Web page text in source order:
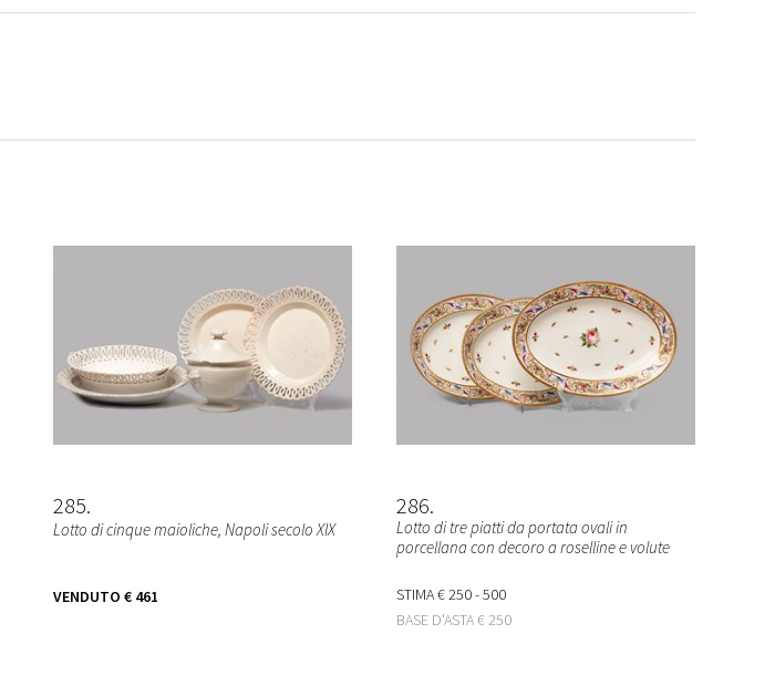
285
Lotto di cinque maioliche, Napoli secolo XIX
VENDUTO € 461
286
Lotto di tre piatti da portata ovali in
porcellana con decoro a roselline e volute
STIMA€ 250 - 500
BASE D'ASTA€ 250